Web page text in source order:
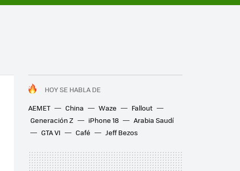
HOY SE HABLA DE
AEMET
China Waze
Fallout
Generación Z
iPhone 18
Arabia Saudí
GTA VI
Café Jeff Bezos